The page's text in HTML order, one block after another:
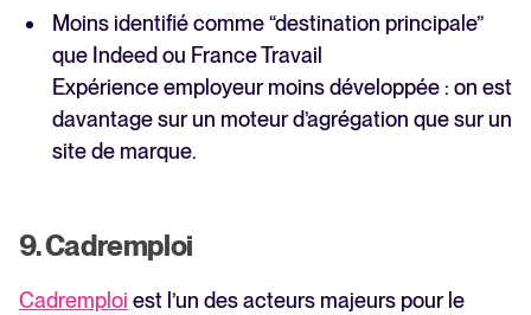
Moins identifié comme “destination principale”
que Indeed ou France Travail
Expérience employeur moins développée : on est
davantage sur un moteur d’agrégation que sur un
site de marque.
9. Cadremploi
Cadremploi est l’un des acteurs majeurs pour le